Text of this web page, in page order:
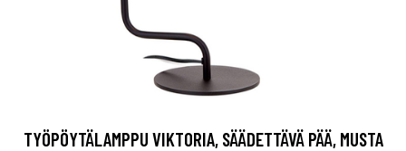
TYÖPÖYTÄLAMPPU VIKTORIA, SÄÄDETTÄVÄ PÄÄ, MUSTA